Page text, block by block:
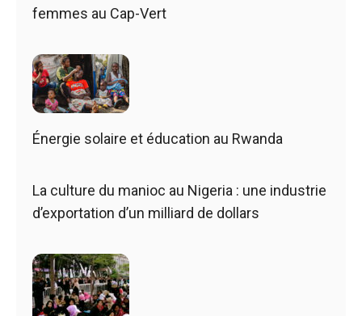
femmes au Cap-Vert
Énergie solaire et éducation au Rwanda
La culture du manioc au Nigeria : une industrie
d’exportation d’un milliard de dollars